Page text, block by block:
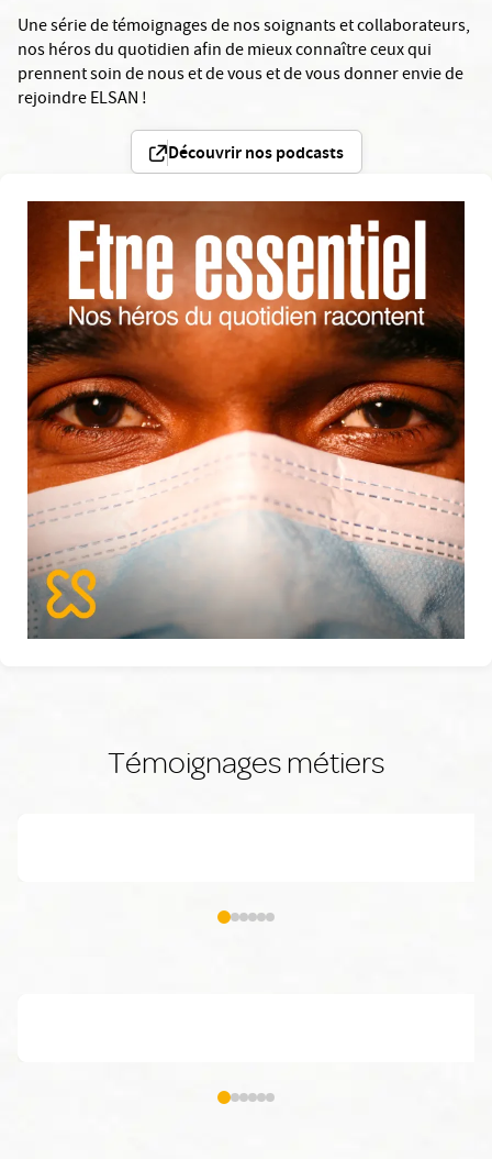
Une série de témoignages de nos soignants et collaborateurs,
nos héros du quotidien afin de mieux connaître ceux qui
prennent soin de nous et de vous et de vous donner envie de
rejoindre ELSAN !
Découvrir nos podcasts
Témoignages métiers